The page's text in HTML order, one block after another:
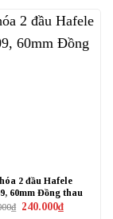
2 đầu Hafele
60mm Đồng thau
₫ Giá
240.000₫Giá
hiện